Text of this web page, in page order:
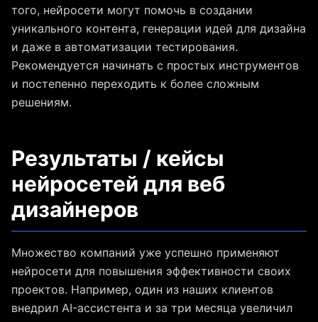
того, нейросети могут помочь в создании
уникального контента, генерации идей для дизайна
и даже в автоматизации тестирования.
Рекомендуется начинать с простых инструментов
и постепенно переходить к более сложным
решениям.
Результаты / кейсы
нейросетей для веб
дизайнеров
Множество компаний уже успешно применяют
нейросети для повышения эффективности своих
проектов. Например, один из наших клиентов
внедрил AI-ассистента и за три месяца увеличил